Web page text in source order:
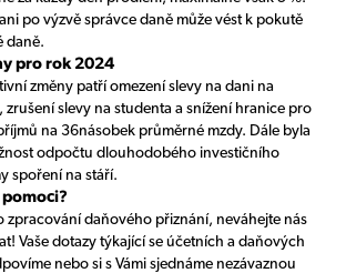
po výzvě správce daně může vést k pokutě
daně.
pro rok 2024
změny patří omezení slevy na dani na
slevy na studenta a snížení hranice pro
na 36násobek průměrné mzdy. Dále byla
odpočtu dlouhodobého investičního
spoření na stáří.
pomoci?
zpracování daňového přiznání, neváhejte nás
Vaše dotazy týkající se účetních a daňových
nebo si s Vámi sjednáme nezávaznou